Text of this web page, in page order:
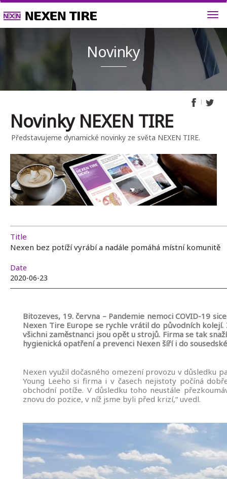
Novinky NEXEN TIRE
Představujeme dynamické novinky ze světa NEXEN TIRE.
Title
Nexen bez potíží vyrábí a nadále pomáhá místní komunitě
Date
2020-06-23
Bitozeves, 19. června – Pandemie nemoci COVID-19
Nexen Tire Europe se rychle vrátil do původních
všichni zaměstnanci jsou opět u strojů. Firma se tak
hygienická opatření a prevenci Nexen šíří i do
Nexen využil dočasného omezení provozu v důsledku
Young Leeho si firma i v časech nejistoty počíná
obchodní potíže. V důsledku toho neustále
znovu do pozice, v níž jsme byli před krizí,“ uvedl.